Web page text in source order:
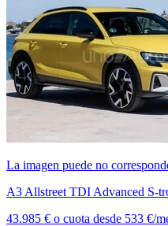
La imagen puede no
A3 Allstreet TDI Advanced S-
43.985 € o cuota desde 533 €/